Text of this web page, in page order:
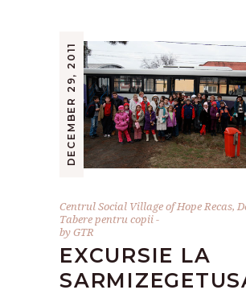
DECEMBER 29, 2011
Centrul Social Village of Hope Recas,
Tabere pentru copii
byGTR
EXCURSIE LA